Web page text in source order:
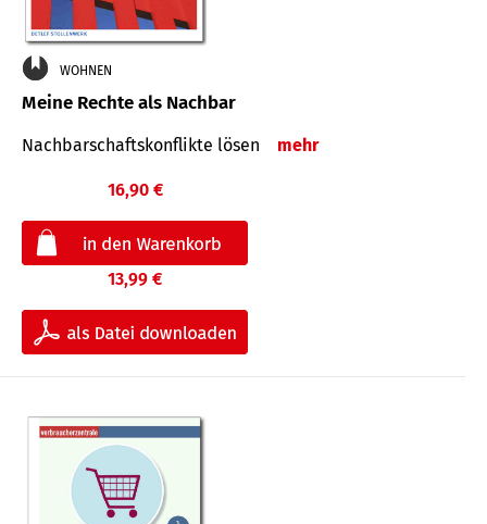
WOHNEN
Meine Rechte als Nachbar
Nach­bar­schafts­konflikte lösen mehr
16,90 €
13,99 €